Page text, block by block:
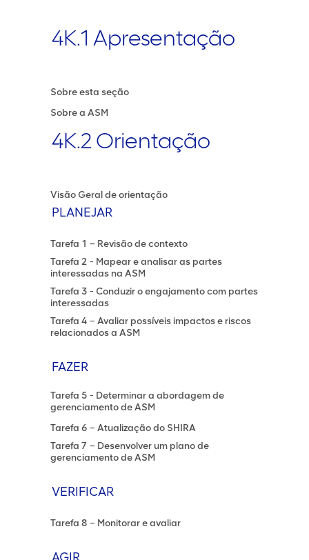
4K.1 Apresentação
Sobre esta seção
Sobre a ASM
4K.2 Orientação
Visão Geral de orientação
PLANEJAR
Tarefa 1 – Revisão de contexto
Tarefa 2 - Mapear e analisar as partes
interessadas na ASM
Tarefa 3 - Conduzir o engajamento com partes
interessadas
Tarefa 4 – Avaliar possíveis impactos e riscos
relacionados a ASM
FAZER
Tarefa 5 - Determinar a abordagem de
gerenciamento de ASM
Tarefa 6 – Atualização do SHIRA
Tarefa 7 – Desenvolver um plano de
gerenciamento de ASM
VERIFICAR
Tarefa 8 – Monitorar e avaliar